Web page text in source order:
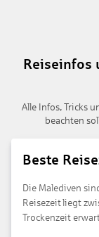
Reiseinfos
Alle Infos, Tricks
beachten
Beste
Die Malediven
Reisezeit liegt
Trockenzeit